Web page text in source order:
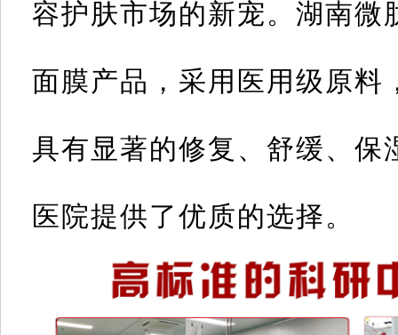
容护肤市场的新宠。湖南
面膜产品，采用医用级原料
具有显著的修复、舒缓、
医院提供了优质的选择。